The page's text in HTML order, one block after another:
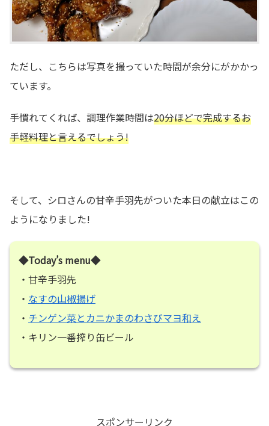
ただし、こちらは写真を撮っていた時間が余分にがかかっ
ています。
手慣れてくれば、調理作業時間は20分ほどで完成するお
手軽料理と言えるでしょう!
そして、シロさんの甘辛手羽先がついた本日の献立はこの
ようになりました!
◆Today’s menu◆
・甘辛手羽先
・ なすの山椒揚げ
・ チンゲン菜とカニかまのわさびマヨ和え
・キリン一番搾り缶ビール
スポンサーリンク